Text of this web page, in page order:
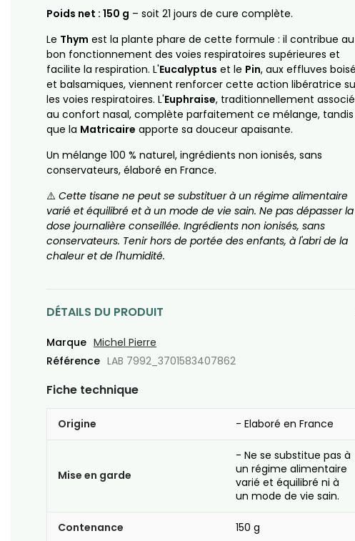
Poids net : 150 g – soit 21 jours de cure complète.
Le Thym est la plante phare de cette formule : il contribue au
bon fonctionnement des voies respiratoires supérieures et
facilite la respiration. L'Eucalyptus et le Pin, aux effluves
et balsamiques, viennent renforcer cette action libératrice
les voies respiratoires. L'Euphraise, traditionnellement
au confort nasal, complète parfaitement ce mélange, tandis
que la Matricaire apporte sa douceur apaisante.
Un mélange 100 % naturel, ingrédients non ionisés, sans
conservateurs, élaboré en France.
⚠️ Cette tisane ne peut se substituer à un régime alimentaire
varié et équilibré et à un mode de vie sain. Ne pas dépasser la
dose journalière conseillée. Ingrédients non ionisés, sans
conservateurs. Tenir hors de portée des enfants, à l'abri de la
chaleur et de l'humidité.
DÉTAILS DU PRODUIT
Marque Michel Pierre
Référence LAB 7992_3701583407862
Fiche technique
Origine - Elaboré en France
Mise en garde
- Ne se substitue pas à
un régime alimentaire
varié et équilibré ni à
un mode de vie sain.
Contenance 150 g